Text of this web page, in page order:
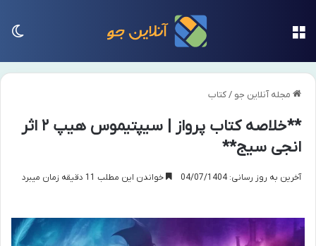
مجله آنلاین جو /کتاب
**خلاصه کتاب پرواز | سیپتیموس هیپ ۲ اثر
انجی سیج**
آخرین به روز رسانی: 04/07/1404 خواندن این مطلب 11 دقیقه زمان میبرد